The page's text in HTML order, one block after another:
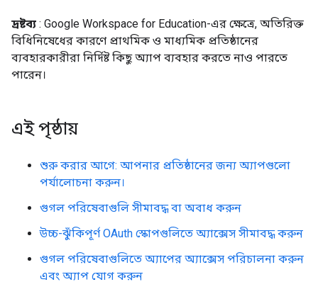
দ্রষ্টব্য : Google Workspace for Education-এর ক্ষেত্রে, অতিরিক্ত
বিধিনিষেধের কারণে প্রাথমিক ও মাধ্যমিক প্রতিষ্ঠানের
ব্যবহারকারীরা নির্দিষ্ট কিছু অ্যাপ ব্যবহার করতে নাও পারতে
পারেন।
এই পৃষ্ঠায়
শুরু করার আগে: আপনার প্রতিষ্ঠানের জন্য অ্যাপগুলো
পর্যালোচনা করুন।
গুগল পরিষেবাগুলি সীমাবদ্ধ বা অবাধ করুন
উচ্চ-ঝুঁকিপূর্ণ OAuth স্কোপগুলিতে অ্যাক্সেস সীমাবদ্ধ করুন
গুগল পরিষেবাগুলিতে অ্যাপের অ্যাক্সেস পরিচালনা করুন
এবং অ্যাপ যোগ করুন